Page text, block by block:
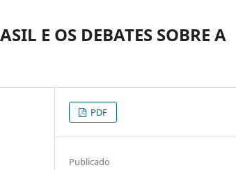
E OS DEBATES SOBRE A
PDF
Publicado